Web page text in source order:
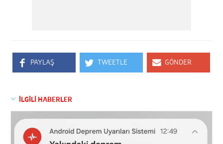
PAYLAŞ TWEETLE GÖNDER
İLGİLİ HABERLER